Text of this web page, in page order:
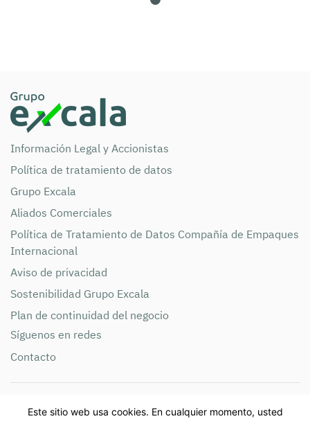
Información Legal y Accionistas
Política de tratamiento de datos
Grupo Excala
Aliados Comerciales
Política de Tratamiento de Datos Compañía de Empaques
Internacional
Aviso de privacidad
Sostenibilidad Grupo Excala
Plan de continuidad del negocio
Síguenos en redes
Contacto
Compañía de Empaques S.A NIT 890.900.285 Teléfono:
Este sitio web usa cookies. En cualquier momento, usted